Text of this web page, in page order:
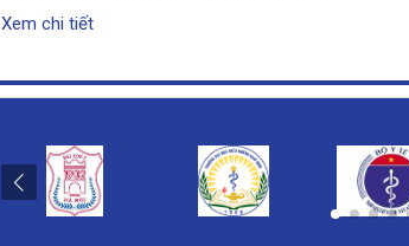
2030
Xem chi tiết